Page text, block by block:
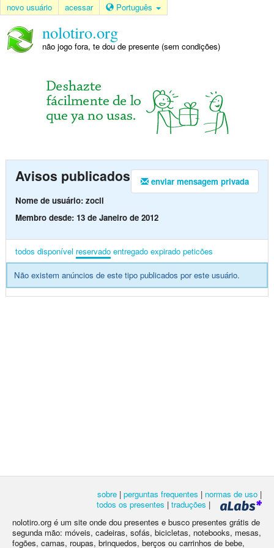
novo usuário acessar Português
nolotiro.org
não jogo fora, te dou de presente (sem condições)
enviar mensagem privada
Avisos publicados
Nome de usuário: zocll
Membro desde: 13 de Janeiro de 2012
todos disponível reservado entregado expirado peticões
Não existem anúncios de este tipo publicados por este usuário.
sobre | perguntas frequentes | normas de uso |
todos os presentes | traduções |
nolotiro.org é um site onde dou presentes e busco presentes grátis de
segunda mão: móveis, cadeiras, sofás, bicicletas, notebooks, mesas,
fogões, camas, roupas, brinquedos, berços ou carrinhos de bebe,